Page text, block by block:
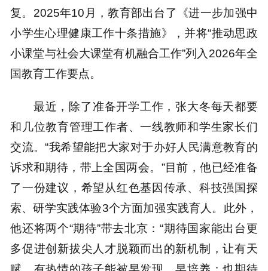
复。2025年10月，教育部出台了《进一步加强中
小学生心理健康工作十条措施》，并将“推动思政
小课堂与社会大课堂有机融合工作”列入2026年全
国教育工作要点。
最近，除了准备开学工作，张大冬每天都要
和几位教育管理工作者、一线教师和学生家长们
交流。“我希望能把大家对于办好人民满意教育的
诉求和期待，带上全国两会。”目前，他已经准备
了一份建议，希望从红色基因传承、科技强国探
索、研学实践体验3个方面加强实践育人。此外，
他还将两个“期待”带去北京：“期待国家能出台更
多促进创新拔尖人才脱颖而出的新机制，让有天